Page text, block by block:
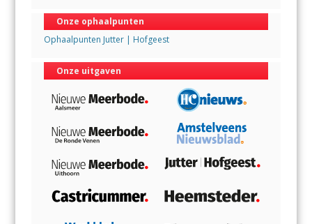
Onze ophaalpunten
Ophaalpunten Jutter | Hofgeest
Onze uitgaven